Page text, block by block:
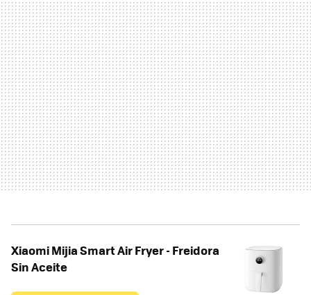
Xiaomi Mijia Smart Air Fryer - Freidora
Sin Aceite